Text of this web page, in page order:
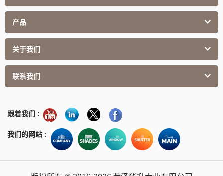
产品
关于我们
联系我们
跟着我们 :
我们的网站 :